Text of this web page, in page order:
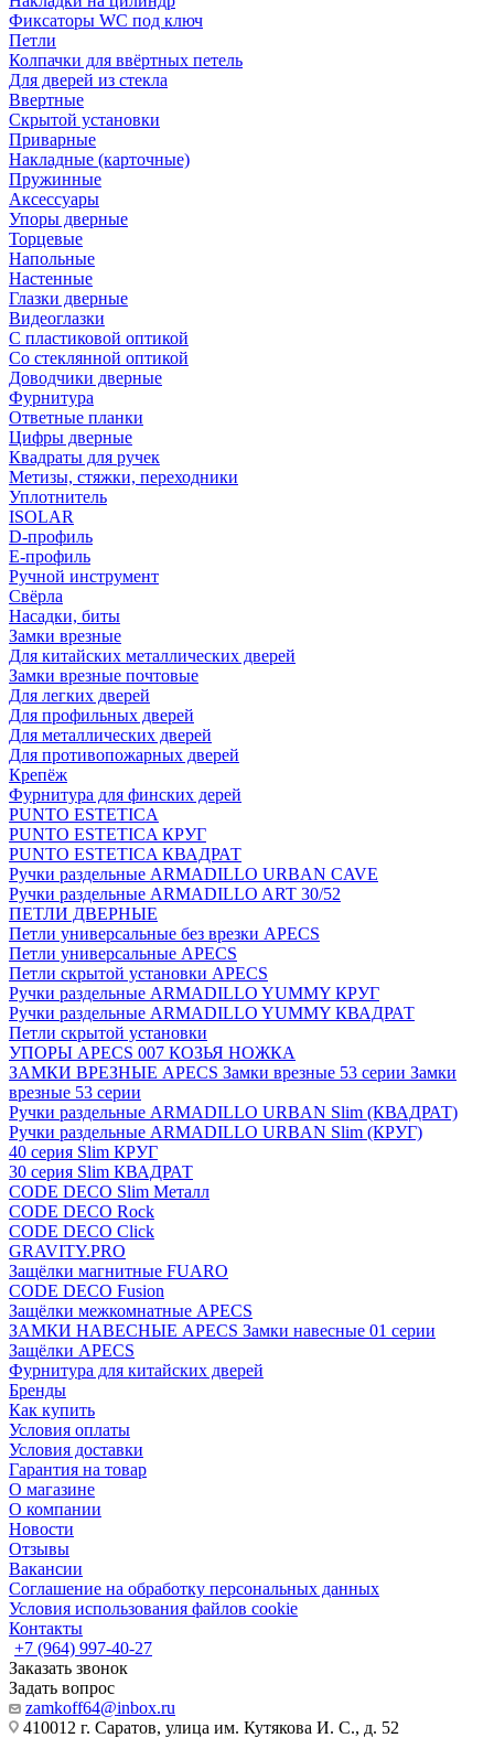
Фиксаторы WC под ключ
Петли
Колпачки для ввёртных петель
Для дверей из стекла
Ввертные
Скрытой установки
Приварные
Накладные (карточные)
Пружинные
Аксессуары
Упоры дверные
Торцевые
Напольные
Настенные
Глазки дверные
Видеоглазки
С пластиковой оптикой
Со стеклянной оптикой
Доводчики дверные
Фурнитура
Ответные планки
Цифры дверные
Квадраты для ручек
Метизы, стяжки, переходники
Уплотнитель
ISOLAR
D-профиль
Е-профиль
Ручной инструмент
Свёрла
Насадки, биты
Замки врезные
Для китайских металлических дверей
Замки врезные почтовые
Для легких дверей
Для профильных дверей
Для металлических дверей
Для противопожарных дверей
Крепёж
Фурнитура для финских дерей
PUNTO ESTETICA
PUNTO ESTETICA КРУГ
PUNTO ESTETICA КВАДРАТ
Ручки раздельные ARMADILLO URBAN CAVE
Ручки раздельные ARMADILLO ART 30/52
ПЕТЛИ ДВЕРНЫЕ
Петли универсальные без врезки APECS
Петли универсальные APECS
Петли скрытой установки APECS
Ручки раздельные ARMADILLO YUMMY КРУГ
Ручки раздельные ARMADILLO YUMMY КВАДРАТ
Петли скрытой установки
УПОРЫ APECS 007 КОЗЬЯ НОЖКА
ЗАМКИ ВРЕЗНЫЕ APECS Замки врезные 53 серии Замки
врезные 53 серии
Ручки раздельные ARMADILLO URBAN Slim (КВАДРАТ)
Ручки раздельные ARMADILLO URBAN Slim (КРУГ)
40 серия Slim КРУГ
30 серия Slim КВАДРАТ
CODE DECO Slim Металл
CODE DECO Rock
CODE DECO Click
GRAVITY.PRO
Защёлки магнитные FUARO
CODE DECO Fusion
Защёлки межкомнатные APECS
ЗАМКИ НАВЕСНЫЕ APECS Замки навесные 01 серии
Защёлки APECS
Фурнитура для китайских дверей
Бренды
Как купить
Условия оплаты
Условия доставки
Гарантия на товар
О магазине
О компании
Новости
Отзывы
Вакансии
Соглашение на обработку персональных данных
Условия использования файлов cookie
Контакты
+7 (964) 997-40-27
Заказать звонок
Задать вопрос
zamkoff64@inbox.ru
410012 г. Саратов, улица им. Кутякова И. С., д. 52